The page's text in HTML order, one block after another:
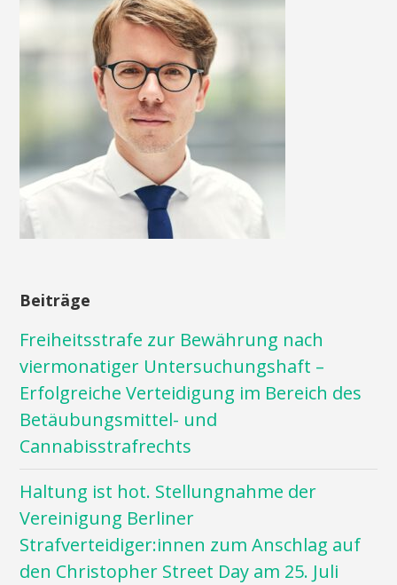
Beiträge
Freiheitsstrafe zur Bewährung nach
viermonatiger Untersuchungshaft –
Erfolgreiche Verteidigung im Bereich des
Betäubungsmittel- und
Cannabisstrafrechts
Haltung ist hot. Stellungnahme der
Vereinigung Berliner
Strafverteidiger:innen zum Anschlag auf
den Christopher Street Day am 25. Juli